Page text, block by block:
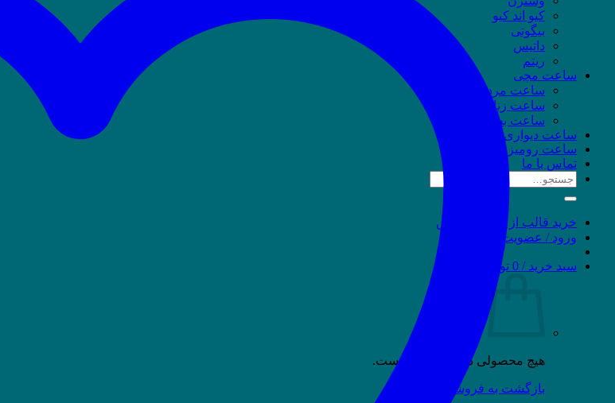
کیو اند کیو
بیگوتی
داتیس
ریتم
ساعت مچی
ساعت مردانه
ساعت زنانه
ساعت بچه‌گانه
ساعت دیواری
ساعت رومیزی
تماس با ما
جستجو
خرید قالب از نوین وردپرس
ورود / عضویت
سبد خرید / 0 تومان
هیچ محصولی در سبد خرید نیست.
بازگشت به فروشگاه